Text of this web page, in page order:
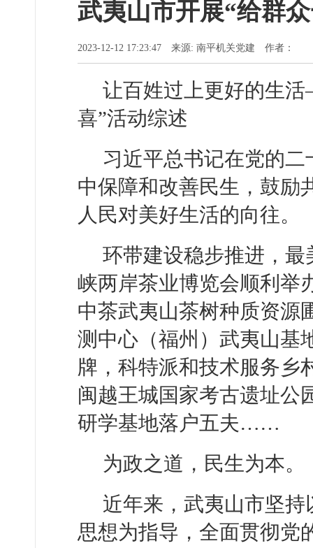
武夷山市开展“给群
2023-12-12 17:23:47 来源: 南平机关党建 作者：
让百姓过上更好的生
喜”活动综述
习近平总书记在党的
中保障和改善民生，鼓励
人民对美好生活的向往。
环带建设稳步推进，最
峡两岸茶业博览会顺利举
中茶武夷山茶树种质资源
测中心（福州）武夷山基
牌，科特派和技术服务乡
闽越王城国家考古遗址公
研学基地落户五夫……
为政之道，民生为本。
近年来，武夷山市坚
思想为指导，全面贯彻党